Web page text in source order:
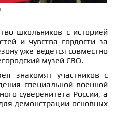
школьников с историей
и чувства гордости за
уже ведется совместно
музей СВО.
знакомят участников с
специальной военной
суверенитета России, а
демонстрации основных